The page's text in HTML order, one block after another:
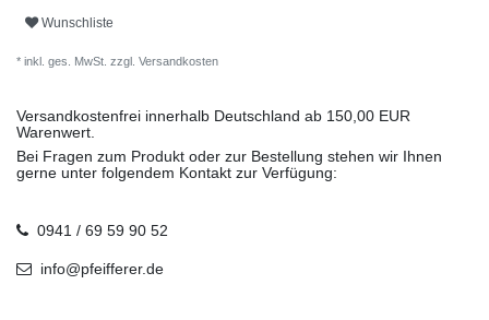
Wunschliste
* inkl. ges. MwSt. zzgl. Versandkosten
Versandkostenfrei innerhalb Deutschland ab 150,00 EUR
Warenwert.
Bei Fragen zum Produkt oder zur Bestellung stehen wir Ihnen
gerne unter folgendem Kontakt zur Verfügung:
0941 / 69 59 90 52
info@pfeifferer.de